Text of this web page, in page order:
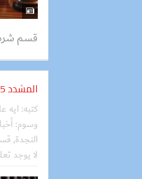
قسم
المشدد 5 سنوات لعاطل بتهمة حيازة البودر المخدر في القاهرة
كتبه: ايه
وسوم:
النجدة,
لا يوجد